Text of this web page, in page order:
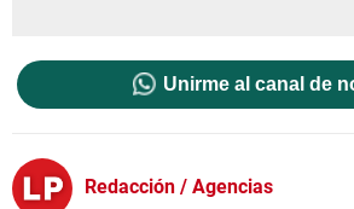
Unirme al canal de
Redacción / Agencias